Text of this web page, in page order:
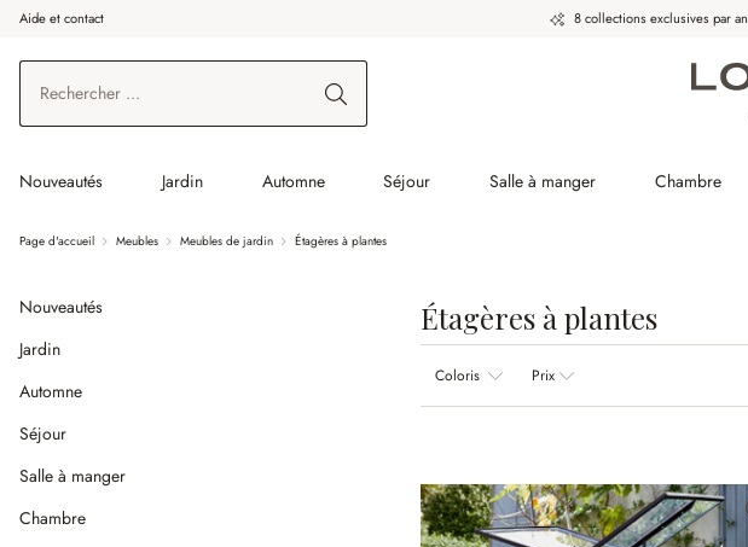
au contenu principal
Aller à la recherche
Aller à la navigation principale
Aide et contact 8 collections exclusives par an
Nouveautés Jardin Automne Séjour Salle à manger Chambre
Page d'accueil Meubles Meubles de jardin Étagères à plantes
Nouveautés
Jardin
Automne
Séjour
Salle à manger
Chambre
Étagères à plantes
Coloris Prix